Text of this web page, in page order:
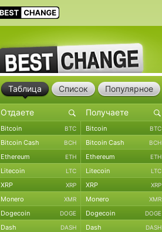
Таблица Список Популярное
Bitcoin BTC Bitcoin BTC
Bitcoin Cash BCH Bitcoin Cash BCH
Ethereum ETH Ethereum ETH
Litecoin LTC Litecoin LTC
XRP XRP XRP XRP
Monero XMR Monero XMR
Dogecoin DOGE Dogecoin DOGE
Dash DASH Dash DASH